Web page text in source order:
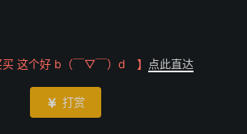
买 这个好 b（￣▽￣）d 】 点此直达
 打赏